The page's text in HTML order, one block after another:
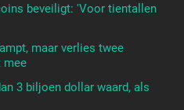
beveiligt: 'Voor tientallen
maar verlies twee
mee
3 biljoen dollar waard, als